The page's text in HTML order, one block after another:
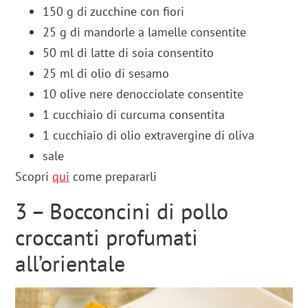
150 g dizucchine con fiori
25 g di mandorle a lamelle consentite
50 ml di latte di soia consentito
25 ml di olio di sesamo
10 olive nere denocciolate consentite
1 cucchiaio di curcuma consentita
1 cucchiaio di olio extravergine di oliva
sale
Scopri qui come prepararli
3 – Bocconcini di pollo
croccanti profumati
all’orientale